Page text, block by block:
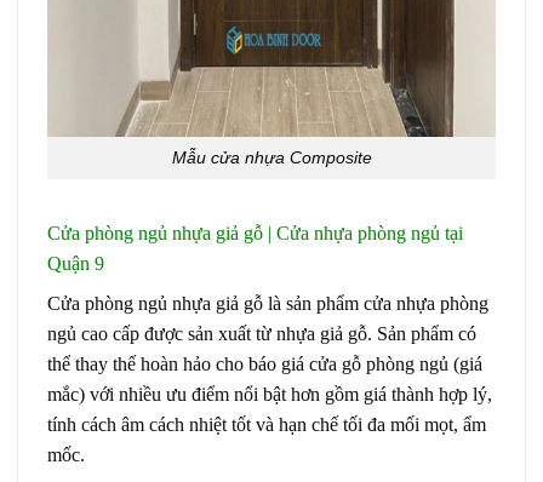
Mẫu cửa nhựa Composite
Cửa phòng ngủ nhựa giả gỗ | Cửa nhựa phòng ngủ tại
Quận 9
Cửa phòng ngủ nhựa giả gỗ là sản phẩm cửa nhựa phòng
ngủ cao cấp được sản xuất từ nhựa giả gỗ. Sản phẩm có
thể thay thế hoàn hảo cho báo giá cửa gỗ phòng ngủ (giá
mắc) với nhiều ưu điểm nổi bật hơn gồm giá thành hợp lý,
tính cách âm cách nhiệt tốt và hạn chế tối đa mối mọt, ẩm
mốc.